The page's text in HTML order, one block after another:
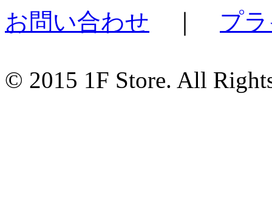
お問い合わせ プ
© 2015 1F Store. All